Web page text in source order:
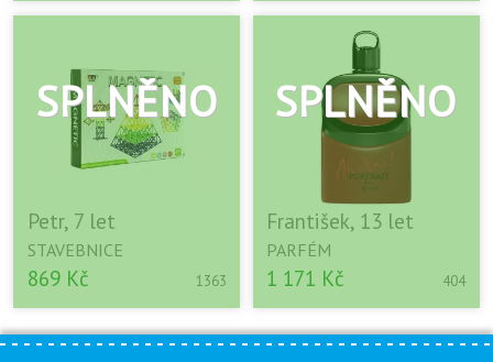
Petr, 7 let
STAVEBNICE
869 Kč 1363
František, 13 let
PARFÉM
1 171 Kč 404